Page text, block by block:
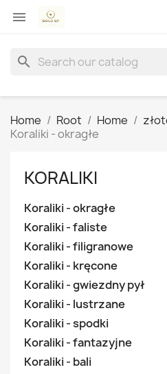

search
Home Root Home
Koraliki - okragłe
KORALIKI
Koraliki - okragłe
Koraliki - faliste
Koraliki - filigranowe
Koraliki - kręcone
Koraliki - gwiezdny pył
Koraliki - lustrzane
Koraliki - spodki
Koraliki - fantazyjne
Koraliki - bali